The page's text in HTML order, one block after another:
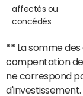
affectés ou
concédés
** La somme
compentation
ne correspond
d'investissement.